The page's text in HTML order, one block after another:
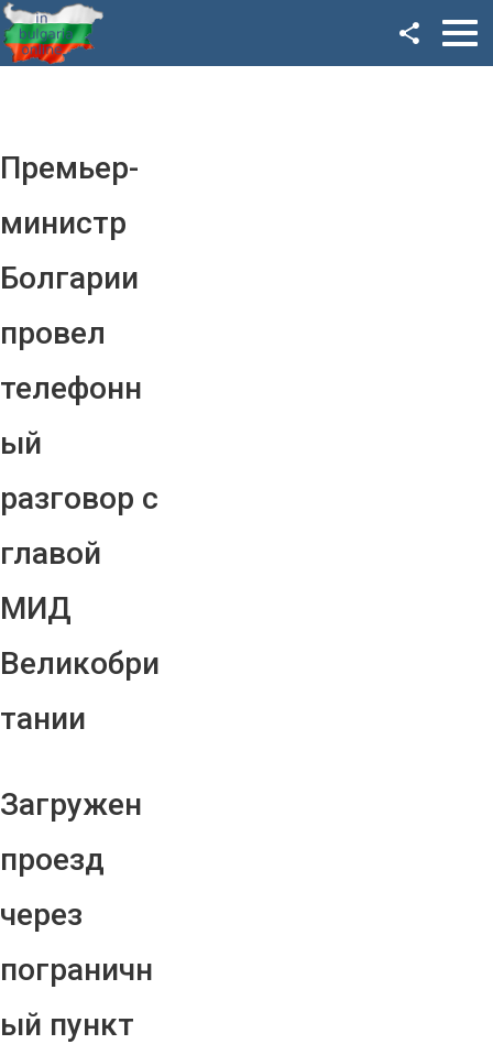
Премьер-
министр
Болгарии
провел
телефонн
ый
разговор с
главой
МИД
Великобри
тании
Загружен
проезд
через
пограничн
ый пункт